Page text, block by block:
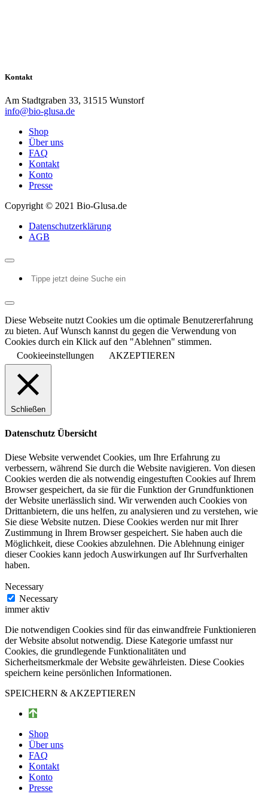
Kontakt
Am Stadtgraben 33, 31515 Wunstorf
info@bio-glusa.de
Shop
Über uns
FAQ
Kontakt
Konto
Presse
Copyright © 2021 Bio-Glusa.de
Datenschutzerklärung
AGB
Diese Webseite nutzt Cookies um die optimale Benutzererfahrung
zu bieten. Auf Wunsch kannst du gegen die Verwendung von
Cookies durch ein Klick auf den "Ablehnen" stimmen.
Cookieeinstellungen
AKZEPTIEREN
Schließen
Datenschutz Übersicht
Diese Website verwendet Cookies, um Ihre Erfahrung zu
verbessern, während Sie durch die Website navigieren. Von diesen
Cookies werden die als notwendig eingestuften Cookies auf Ihrem
Browser gespeichert, da sie für die Funktion der Grundfunktionen
der Website unerlässlich sind. Wir verwenden auch Cookies von
Drittanbietern, die uns helfen, zu analysieren und zu verstehen, wie
Sie diese Website nutzen. Diese Cookies werden nur mit Ihrer
Zustimmung in Ihrem Browser gespeichert. Sie haben auch die
Möglichkeit, diese Cookies abzulehnen. Die Ablehnung einiger
dieser Cookies kann jedoch Auswirkungen auf Ihr Surfverhalten
haben.
Necessary
Necessary
immer aktiv
Die notwendigen Cookies sind für das einwandfreie Funktionieren
der Website absolut notwendig. Diese Kategorie umfasst nur
Cookies, die grundlegende Funktionalitäten und
Sicherheitsmerkmale der Website gewährleisten. Diese Cookies
speichern keine persönlichen Informationen.
SPEICHERN & AKZEPTIEREN
Shop
Über uns
FAQ
Kontakt
Konto
Presse